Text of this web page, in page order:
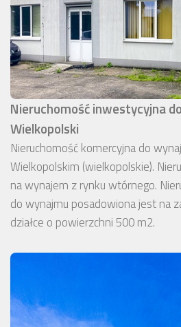
Nieruchomość inwestycyjna
Wielkopolski
Nieruchomość komercyjna do
Wielkopolskim (wielkopolskie).
na wynajem z rynku wtórnego.
do wynajmu posadowiona jest na
działce o powierzchni 500 m2.